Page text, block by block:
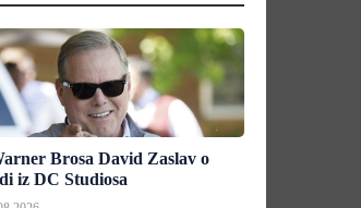
Brosa David Zaslav o
iz DC Studiosa